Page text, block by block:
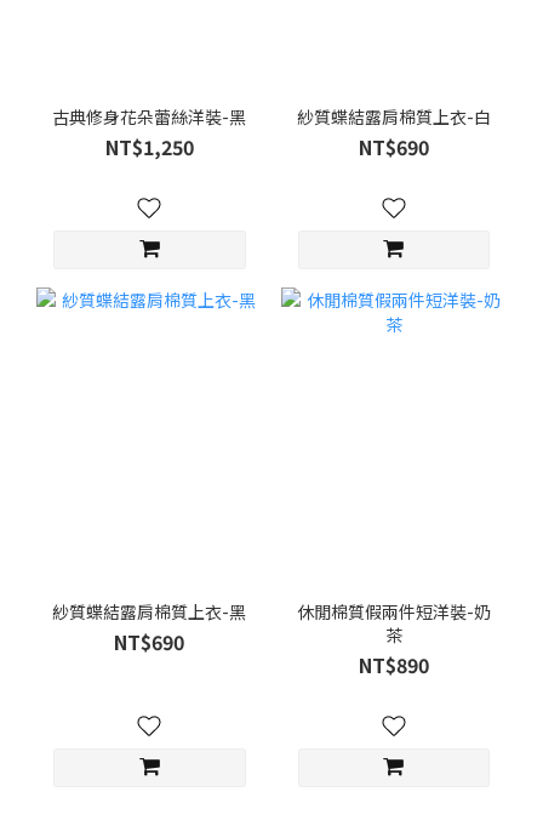
古典修身花朵蕾絲洋裝-黑
NT$1,250
紗質蝶結露肩棉質上衣-白
NT$690
紗質蝶結露肩棉質上衣-黑
NT$690
休閒棉質假兩件短洋裝-奶
茶
NT$890